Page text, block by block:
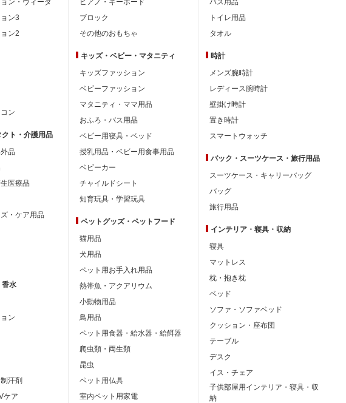
ン3
ン2
ン
ト・介護用品
品
医療品
・ケア用品
香水
ン
汗剤
ケア
ブロック
その他のおもちゃ
キッズ・ベビー・ マタニティ
キッズファッション
ベビーファッション
マタニティ・ママ用品
おふろ・バス用品
ベビー用寝具・ベッド
授乳用品・ベビー用食事用品
ベビーカー
チャイルドシート
知育玩具・学習玩具
ペットグッズ・ペットフード
猫用品
犬用品
ペット用お手入れ用品
熱帯魚・アクアリウム
小動物用品
鳥用品
ペット用食器・給水器・給餌器
爬虫類・両生類
昆虫
ペット用仏具
室内ペット用家電
トイレ用品
タオル
時計
メンズ腕時計
レディース腕時計
壁掛け時計
置き時計
スマートウォッチ
バック・スーツケース・旅行用品
スーツケース・キャリーバッグ
バッグ
旅行用品
インテリア・ 寝具・収納
寝具
マットレス
枕・抱き枕
ベッド
ソファ・ソファベッド
クッション・座布団
テーブル
デスク
イス・チェア
子供部屋用インテリア・寝具・収
納